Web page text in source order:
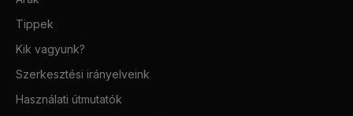
Tippek
Kik vagyunk?
Szerkesztési irányelveink
Használati útmutatók